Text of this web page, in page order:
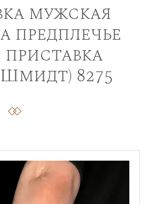
мужская
предплечье
приставка
8275